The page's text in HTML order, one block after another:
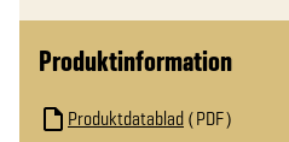
Produktinformation
Produktdatablad PDF